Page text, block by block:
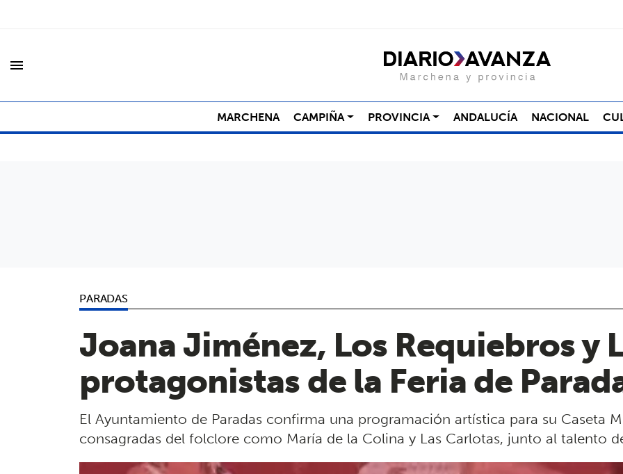
menu
MARCHENA CAMPIÑA PROVINCIA ANDALUCÍA NACIONAL
PARADAS
Joana Jiménez, Los Requiebros y
protagonistas de la Feria de
El Ayuntamiento de Paradas confirma una programación artística para su Caseta
consagradas del folclore como María de la Colina y Las Carlotas, junto al talento